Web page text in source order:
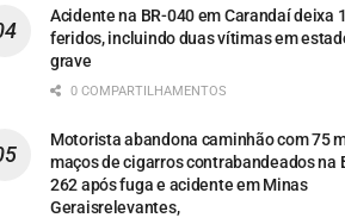
Acidente na BR-040 em Carandaí deixa
feridos, incluindo duas vítimas em
grave
0 COMPARTILHAMENTOS
Motorista abandona caminhão com 75
maços de cigarros contrabandeados na
262 após fuga e acidente em Minas
Geraisrelevantes,